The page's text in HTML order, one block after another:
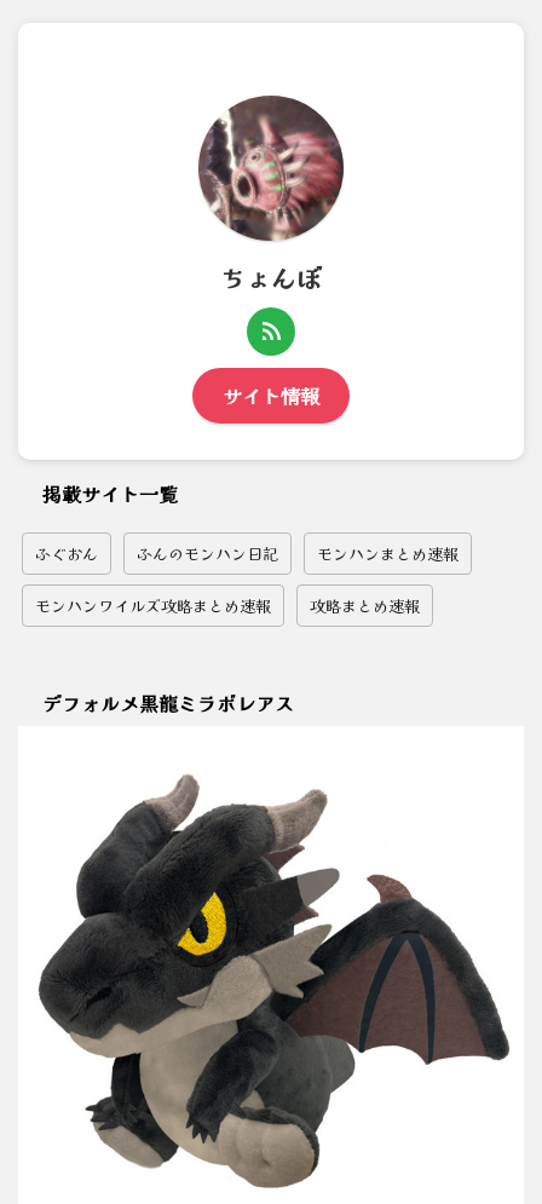
ちょんぼ
サイト情報
掲載サイト一覧
ふぐおん ふんのモンハン日記 モンハンまとめ速報
モンハンワイルズ攻略まとめ速報 攻略まとめ速報
デフォルメ黒龍ミラボレアス